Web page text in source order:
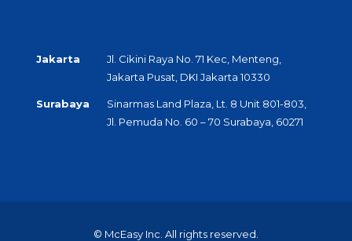
Jakarta
Jl. Cikini Raya No. 71 Kec, Menteng,
Jakarta Pusat, DKI Jakarta 10330
Surabaya
Sinarmas Land Plaza, Lt. 8 Unit 801-803,
Jl. Pemuda No. 60 – 70 Surabaya, 60271
© McEasy Inc. All rights reserved.